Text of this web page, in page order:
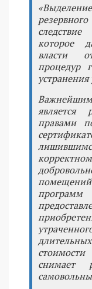
которое
власти
процедур
является
правами
снимает